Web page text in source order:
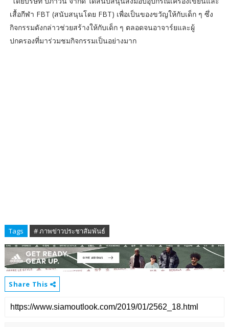
เสื้อกีฬา FBT (สนับสนุนโดย FBT) เพื่อเป็นของขวัญให้กับเด็ก ๆ ซึ่ง
กิจกรรมดังกล่าวช่วยสร้างให้กับเด็ก ๆ ตลอดจนอาจาร์ยและผู้
ปกครองที่มาร่วมชมกิจกรรมเป็นอย่างมาก
Tags # ภาพข่าวประชาสัมพันธ์
Share This